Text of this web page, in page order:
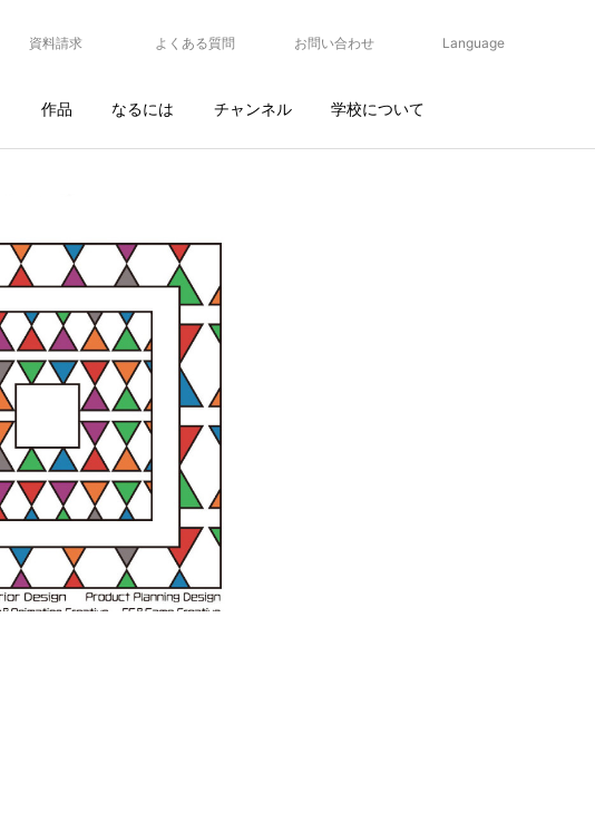
資料請求 よくある質問 お問い合わせ Language
作品 なるには チャンネル 学校について